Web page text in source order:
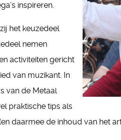
inspireren.
het keuzedeel
nemen
activiteiten gericht
van muzikant. In
van de Metaal
praktische tips als
daarmee de inhoud van het